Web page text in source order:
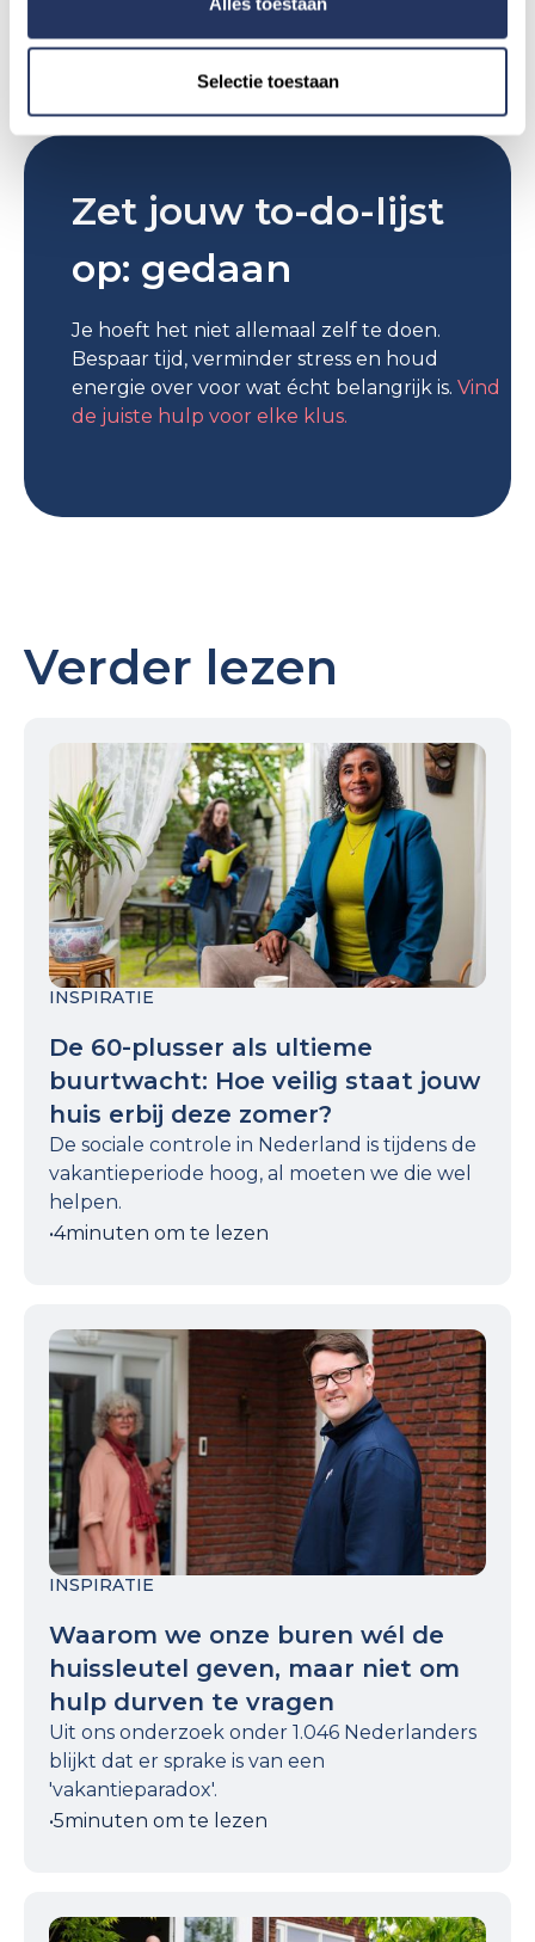
Selectie toestaan
Zet jouw to-do-lijst
op: gedaan
Je hoeft het niet allemaal zelf te doen.
Bespaar tijd, verminder stress en houd
energie over voor wat écht belangrijk is. Vind
de juiste hulp voor elke klus.
Verder lezen
INSPIRATIE
De 60-plusser als ultieme
buurtwacht: Hoe veilig staat jouw
huis erbij deze zomer?
De sociale controle in Nederland is tijdens de
vakantieperiode hoog, al moeten we die wel
helpen.
•4minuten om te lezen
INSPIRATIE
Waarom we onze buren wél de
huissleutel geven, maar niet om
hulp durven te vragen
Uit ons onderzoek onder 1.046 Nederlanders
blijkt dat er sprake is van een
'vakantieparadox'.
•5minuten om te lezen